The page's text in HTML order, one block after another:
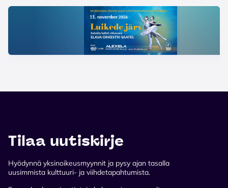
Tilaa uutiskirje
Hyödynnä yksinoikeusmyynnit ja pysy ajan tasalla
uusimmista kulttuuri- ja viihdetapahtumista.